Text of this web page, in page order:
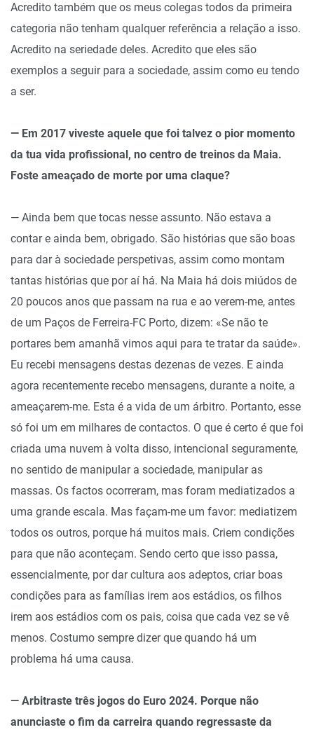
Acredito também que os meus colegas todos da primeira
categoria não tenham qualquer referência a relação a isso.
Acredito na seriedade deles. Acredito que eles são
exemplos a seguir para a sociedade, assim como eu tendo
a ser.
— Em 2017 viveste aquele que foi talvez o pior momento
da tua vida profissional, no centro de treinos da Maia.
Foste ameaçado de morte por uma claque?
— Ainda bem que tocas nesse assunto. Não estava a
contar e ainda bem, obrigado. São histórias que são boas
para dar à sociedade perspetivas, assim como montam
tantas histórias que por aí há. Na Maia há dois miúdos de
20 poucos anos que passam na rua e ao verem-me, antes
de um Paços de Ferreira-FC Porto, dizem: «Se não te
portares bem amanhã vimos aqui para te tratar da saúde».
Eu recebi mensagens destas dezenas de vezes. E ainda
agora recentemente recebo mensagens, durante a noite, a
ameaçarem-me. Esta é a vida de um árbitro. Portanto, esse
só foi um em milhares de contactos. O que é certo é que foi
criada uma nuvem à volta disso, intencional seguramente,
no sentido de manipular a sociedade, manipular as
massas. Os factos ocorreram, mas foram mediatizados a
uma grande escala. Mas façam-me um favor: mediatizem
todos os outros, porque há muitos mais. Criem condições
para que não aconteçam. Sendo certo que isso passa,
essencialmente, por dar cultura aos adeptos, criar boas
condições para as famílias irem aos estádios, os filhos
irem aos estádios com os pais, coisa que cada vez se vê
menos. Costumo sempre dizer que quando há um
problema há uma causa.
— Arbitraste três jogos do Euro 2024. Porque não
anunciaste o fim da carreira quando regressaste da